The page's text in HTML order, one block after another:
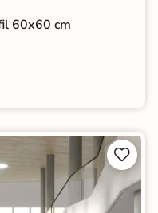
60x60 cm

